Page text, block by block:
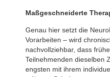
Maßgeschneiderte
Genau hier setzt die
Vorarbeiten – wird
nachvollziehbar, dass
Teilnehmenden dieselben
engsten mit ihrem